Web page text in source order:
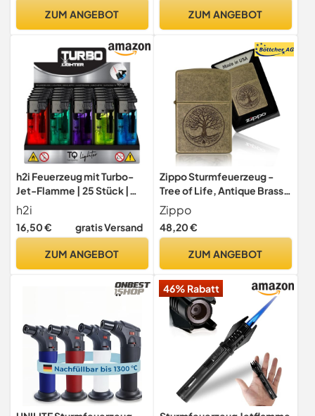
ZUM ANGEBOT ZUM ANGEBOT
h2i Feuerzeug mit Turbo-
Jet-Flamme | 25 Stück |
transparentes
Mehrwegfeuerzeug in 5
Farben | robust &
Outdoor | Sturmfeuerzeug
h2i
16,50 € gratis Versand
ZUM ANGEBOT
Zippo Sturmfeuerzeug -
Tree of Life, Antique Brass,
Lustre - Nachfüllbar -
Wiederverwendbar -
Windfestes Design -
USA
Zippo
48,20 €
ZUM ANGEBOT
46% Rabatt